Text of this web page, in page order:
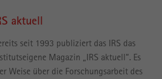
aktuell
seit 1993 publiziert das IRS das
Magazin „IRS aktuell“. Es
Weise über die Forschungsarbeit des